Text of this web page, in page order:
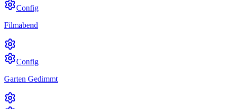
Config
Filmabend
Config
Garten Gedimmt